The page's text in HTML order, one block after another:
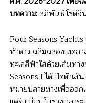
บทความ:ลภีพันธ์ โชติจิ
Four Seasons Yachts
ห้าดาวเฉลิมฉลองเทศก
ทะเลสีฟ้าใสด้วยเส้นทาง
Seasons I ได้เปิดตัวเส้
หมายปลายทางเพื่อออก